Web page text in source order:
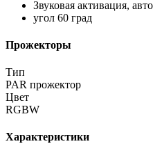
Звуковая активация,
угол 60 град
Прожекторы
Тип
PAR прожектор
Цвет
RGBW
Характеристики